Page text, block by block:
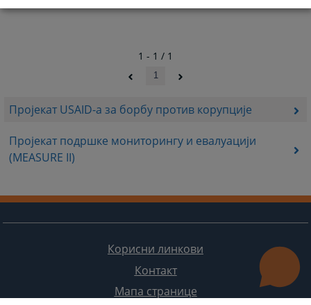
Пројекат USAID-а за борбу против корупције
Пројекат подршке мониторингу и евалуацији
(MEASURE II)
1 - 1 / 1
1
Корисни линкови
Контакт
Мапа странице